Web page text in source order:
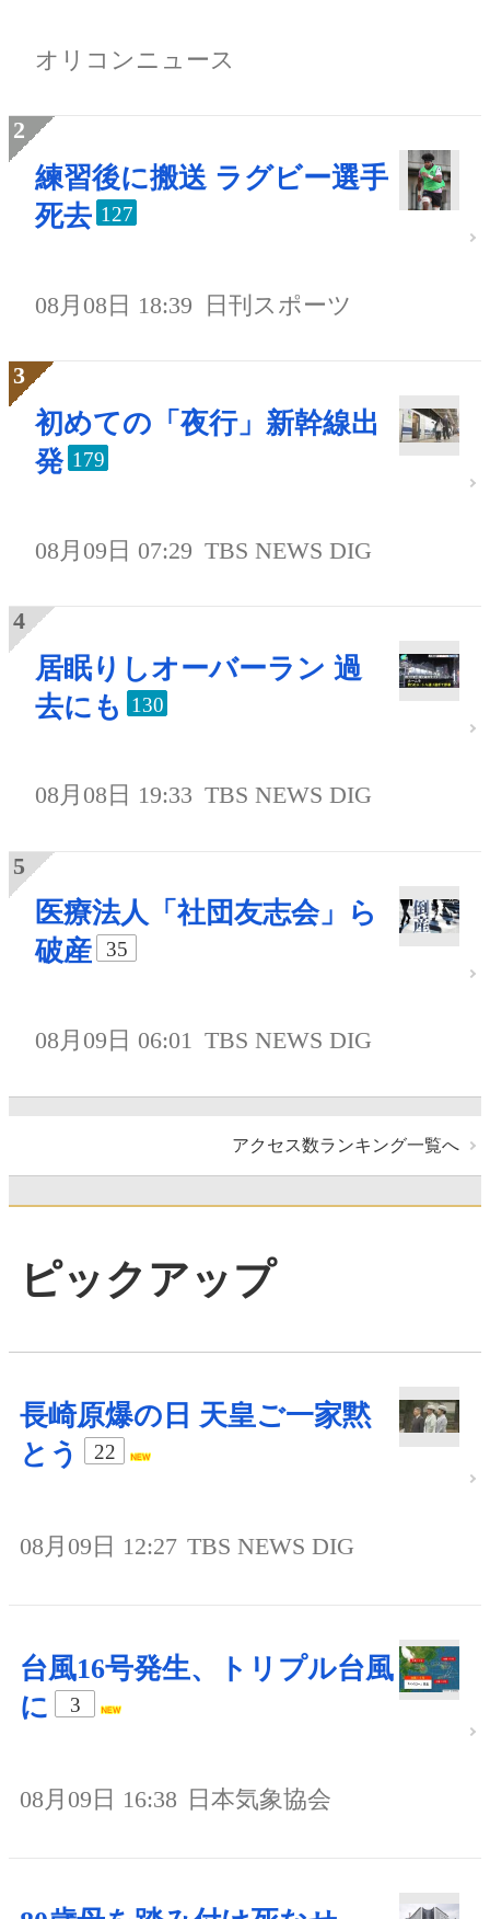
オリコンニュース
練習後に搬送 ラグビー選手
死去 127
08月08日 18:39 日刊スポーツ
初めての「夜行」新幹線出
発 179
08月09日 07:29 TBS NEWS DIG
居眠りしオーバーラン 過
去にも
130
08月08日 19:33 TBS NEWS DIG
医療法人「社団友志会」ら
破産
35
08月09日 06:01 TBS NEWS DIG
アクセス数ランキング一覧へ
ピックアップ
長崎原爆の日 天皇ご一家黙
とう
22
08月09日 12:27 TBS NEWS DIG
台風16号発生、トリプル台風
に
3
08月09日 16:38 日本気象協会